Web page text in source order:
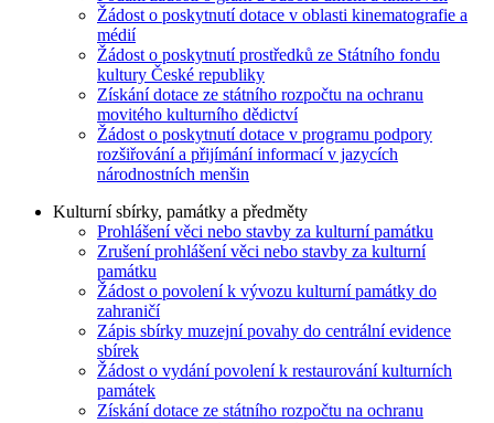
Žádost o poskytnutí dotace v oblasti kinematografie a
médií
Žádost o poskytnutí prostředků ze Státního fondu
kultury České republiky
Získání dotace ze státního rozpočtu na ochranu
movitého kulturního dědictví
Žádost o poskytnutí dotace v programu podpory
rozšiřování a přijímání informací v jazycích
národnostních menšin
Kulturní sbírky, památky a předměty
Prohlášení věci nebo stavby za kulturní památku
Zrušení prohlášení věci nebo stavby za kulturní
památku
Žádost o povolení k vývozu kulturní památky do
zahraničí
Zápis sbírky muzejní povahy do centrální evidence
sbírek
Žádost o vydání povolení k restaurování kulturních
památek
Získání dotace ze státního rozpočtu na ochranu